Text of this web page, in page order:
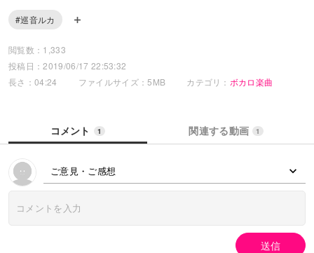
#巡音ルカ
閲覧数：1,333
投稿日：2019/06/17 22:53:32
長さ：04:24
ファイルサイズ：5MB カテゴリ： ボカロ楽曲
コメント 1 関連する動画 1
ご意見・ご感想
送信